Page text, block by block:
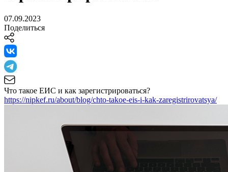
07.09.2023
Поделиться
Что такое ЕИС и как зарегистрироваться?
https://nipkef.ru/about/blog/chto-takoe-eis-i-kak-zaregistrirovatsya/